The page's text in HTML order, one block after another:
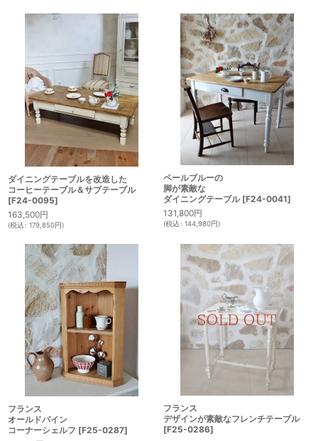
ダイニングテーブルを改造した
コーヒーテーブル＆サブテーブル
[F24-0095]
163,500円
(税込: 179,850円)
ペールブルーの
脚が素敵な
ダイニングテーブル [F24-0041]
131,800円
(税込: 144,980円)
フランス
オールドパイン
コーナーシェルフ [F25-0287]
フランス
デザインが素敵なフレンチテーブル
[F25-0286]